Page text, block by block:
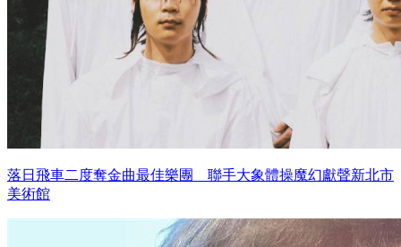
落日飛車二度奪金曲最佳樂團 聯手大象體操魔幻獻聲新北市
美術館